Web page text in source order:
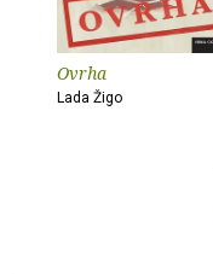
Ovrha
Lada Žigo